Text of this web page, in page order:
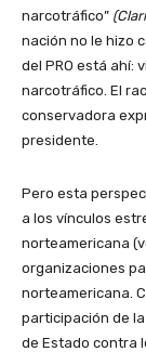
narcotráfico”
nación no le hizo
del PRO está ahí:
narcotráfico. El
conservadora
presidente.
Pero esta
a los vínculos
norteamericana
organizaciones
norteamericana.
participación de la
de Estado contra